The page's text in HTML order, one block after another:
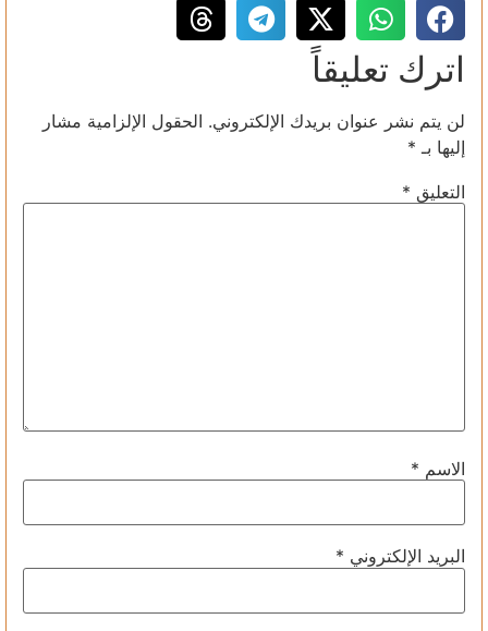
اترك تعليقاً
لن يتم نشر عنوان بريدك الإلكتروني. الحقول الإلزامية مشار
إليها بـ *
التعليق *
الاسم *
البريد الإلكتروني *